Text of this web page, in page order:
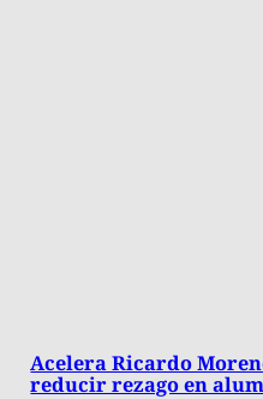
Acelera Ricardo
reducir rezago en